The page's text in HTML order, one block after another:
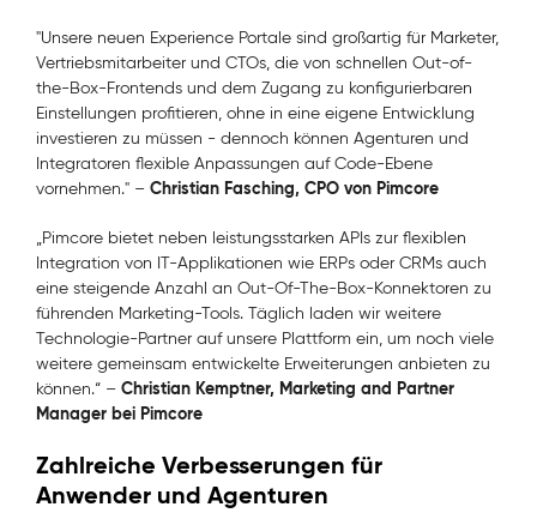
"Unsere neuen Experience Portale sind großartig für Marketer,
Vertriebsmitarbeiter und CTOs, die von schnellen Out-of-
the-Box-Frontends und dem Zugang zu konfigurierbaren
Einstellungen profitieren, ohne in eine eigene Entwicklung
investieren zu müssen - dennoch können Agenturen und
Integratoren flexible Anpassungen auf Code-Ebene
vornehmen." – Christian Fasching, CPO von Pimcore
„Pimcore bietet neben leistungsstarken APIs zur flexiblen
Integration von IT-Applikationen wie ERPs oder CRMs auch
eine steigende Anzahl an Out-Of-The-Box-Konnektoren zu
führenden Marketing-Tools. Täglich laden wir weitere
Technologie-Partner auf unsere Plattform ein, um noch viele
weitere gemeinsam entwickelte Erweiterungen anbieten zu
können.“ – Christian Kemptner, Marketing and Partner
Manager bei Pimcore
Zahlreiche Verbesserungen für
Anwender und Agenturen